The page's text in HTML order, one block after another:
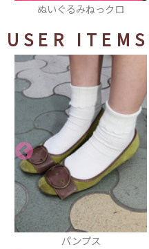
ブラウス
USER ITEMS
花冠